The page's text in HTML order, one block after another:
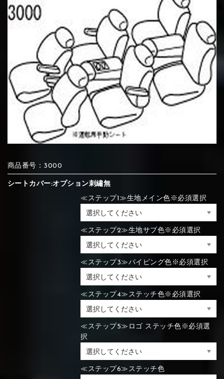
④Brown ⑤Dark Brown ⑥Yellow
⑦Blue ⑧Orange
⑪Black
⑭Caramel
①Beige ②Gray ③Red
④Brown ⑤Dark Brown ⑥Yellow
⑦Blue ⑧Orange ⑨Pink
⑪Black
⑭Caramel ⑮Wine red
刺繍は下記21種類からご選択ください。
①Beige ②Gray ③Red
⑧Orange ⑨Pink
⑪Black ⑫Ivory
⑭Caramel
ください
刺繍は下記21種類からご選択ください。
①Black ②Gray ③Light gray
④Beige
⑧Yellow ⑨Orange
⑭Pink
ください
刺繍は下記21種類からご選択ください。
①Black ②Gray ③Light gray
④Beige ⑤Ivory ⑥Red
⑧Yellow
⑪Blue ⑫Aqua blue
⑭Pink ⑮Rose pink
商品番号：3000
シートカバー:オプション刺繡無
≪ステップ1≫生地メイン色※必須選択
≪ステップ2≫生地サブ色※必須選択
≪ステップ3≫パイピング色※必須選択
≪ステップ4≫ステッチ色※必須選択
≪ステップ5≫ロゴ ステッチ色※必須選
択
≪ステップ6≫ステッチ色